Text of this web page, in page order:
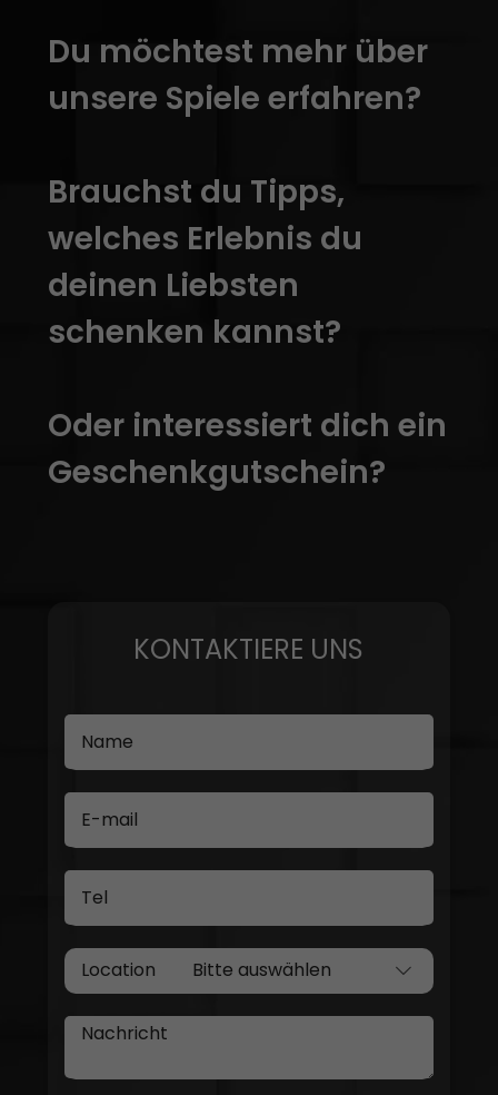
Du möchtest mehr über
unsere Spiele erfahren?
Brauchst du Tipps,
welches Erlebnis du
deinen Liebsten
schenken kannst?
Oder interessiert dich ein
Geschenkgutschein?
KONTAKTIERE UNS
Name
E-mail
Tel
Location
Nachricht